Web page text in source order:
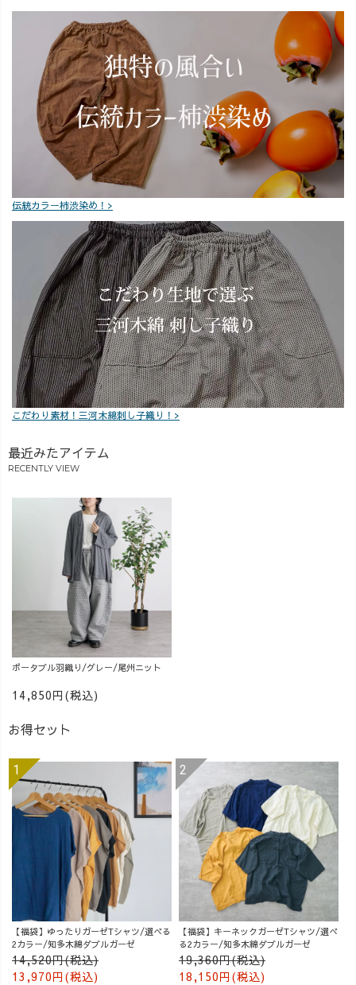
伝統カラー柿渋染め！>
こだわり素材！三河木綿刺し子織り！>
最近みたアイテム
RECENTLY VIEW
ポータブル羽織り/グレー/尾州ニット
14,850円(税込)
お得セット
【福袋】ゆったりガーゼTシャツ/選べる
2カラー/知多木綿ダブルガーゼ
14,520円(税込)
13,970円(税込)
【福袋】キーネックガーゼTシャツ/選べ
る2カラー/知多木綿ダブルガーゼ
19,360円(税込)
18,150円(税込)